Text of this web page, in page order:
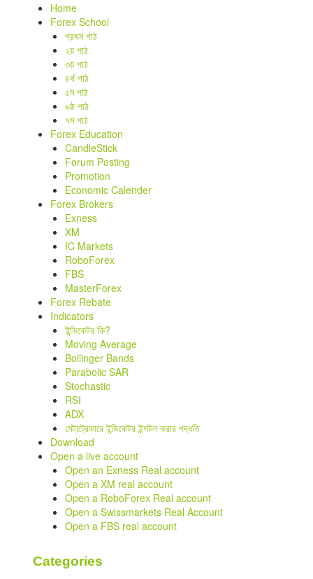
Home
Forex School
প্রথম পাঠ
২য় পাঠ
৩য় পাঠ
৪র্থ পাঠ
৫ম পাঠ
৬ষ্ঠ পাঠ
৭ম পাঠ
Forex Education
CandleStick
Forum Posting
Promotion
Economic Calender
Forex Brokers
Exness
XM
IC Markets
RoboForex
FBS
MasterForex
Forex Rebate
Indicators
ইন্ডিকেটর কি?
Moving Average
Bollinger Bands
Parabolic SAR
Stochastic
RSI
ADX
মেটাট্রেডারে ইন্ডিকেটর ইন্সটল করার পদ্ধতি
Download
Open a live account
Open an Exness Real account
Open a XM real account
Open a RoboForex Real account
Open a Swissmarkets Real Account
Open a FBS real account
Categories